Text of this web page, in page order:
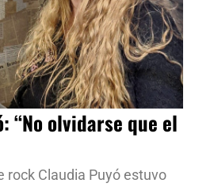
“No olvidarse que el
rock Claudia Puyó estuvo